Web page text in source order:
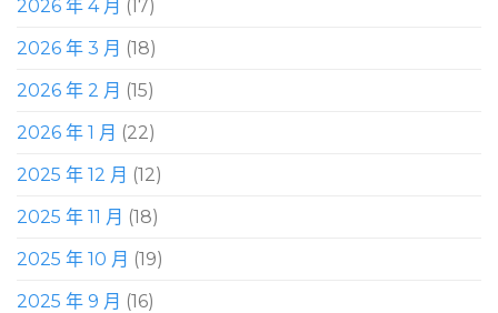
2026 年 4 月 (17)
2026 年 3 月 (18)
2026 年 2 月 (15)
2026 年 1 月 (22)
2025 年 12 月 (12)
2025 年 11 月 (18)
2025 年 10 月 (19)
2025 年 9 月 (16)